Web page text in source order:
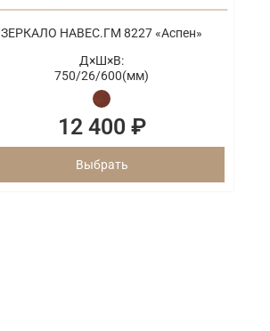
ЗЕРКАЛО НАВЕС.ГМ 8227 «Аспен»
Д×Ш×В:
750/26/600(мм)
12 400 ₽
Выбрать